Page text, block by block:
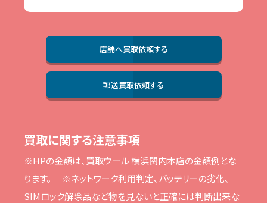
店舗へ買取依頼する
郵送買取依頼する
買取に関する注意事項
※HPの⾦額は、 買取ウール 横浜関内本店の⾦額例とな
ります。
※ネットワーク利⽤判定、バッテリーの劣化、
SIMロック解除品など物を⾒ないと正確には判断出来な